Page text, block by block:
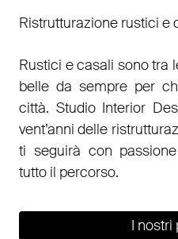
Ristrutturazione rustici e
Rustici e casali sono tra
belle da sempre per
città. Studio Interior
vent’anni delle
ti seguirà con
tutto il percorso.
I nostri